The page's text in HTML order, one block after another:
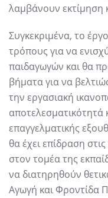
λαμβάνουν εκτίμηση
Συγκεκριμένα, το
τρόπους για να
παιδαγωγών και θα
βήματα για να
την εργασιακή
αποτελεσματικότητά
επαγγελματικής
θα έχει επίδραση
στον τομέα της
να διατηρηθούν
Αγωγή και Φροντίδα